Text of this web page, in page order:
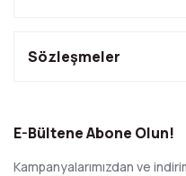
Sözleşmeler
E-Bültene Abone Olun!
Kampanyalarımızdan ve